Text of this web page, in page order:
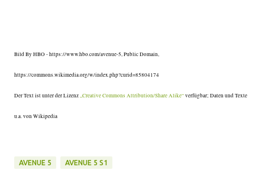
Bild By HBO - https://www.hbo.com/avenue-5, Public Domain,
https://commons.wikimedia.org/w/index.php?curid=85804174
Der Text ist unter der Lizenz„Creative Commons Attribution/Share Alike“verfügbar; Daten und Texte
u.a. von Wikipedia
AVENUE 5 AVENUE 5 S1